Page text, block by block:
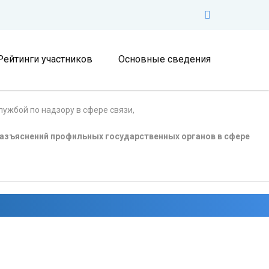
участников Основные сведения
по надзору в сфере связи,
профильных государственных органов в сфере